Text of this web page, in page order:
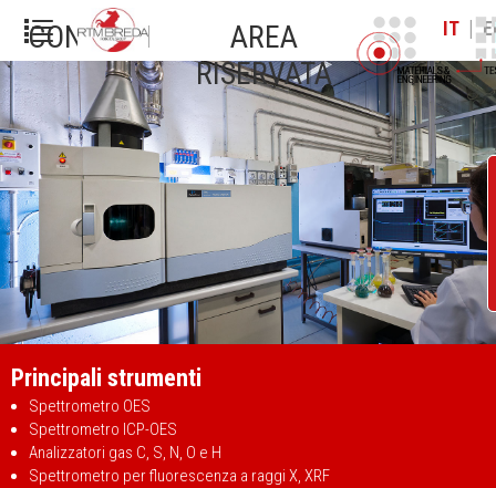
IT |
CONTATTI
AREA
RISERVATA
Principali strumenti
Spettrometro OES
Spettrometro ICP-OES
Analizzatori gas C, S, N, O e H
Spettrometro per fluorescenza a raggi X, XRF